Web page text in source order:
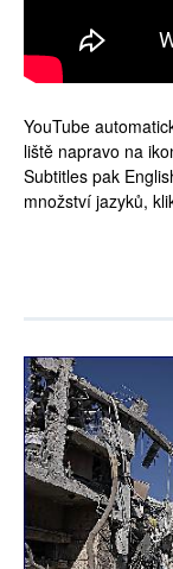
YouTube
liště napravo na
Subtitles pak
množství jazyků,